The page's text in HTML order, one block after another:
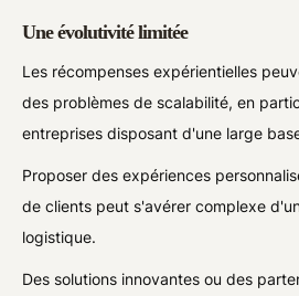
Une évolutivité limitée
Les récompenses expérientielles
des problèmes de scalabilité, en
entreprises disposant d'une large
Proposer des expériences
de clients peut s'avérer complexe
logistique.
Des solutions innovantes ou des